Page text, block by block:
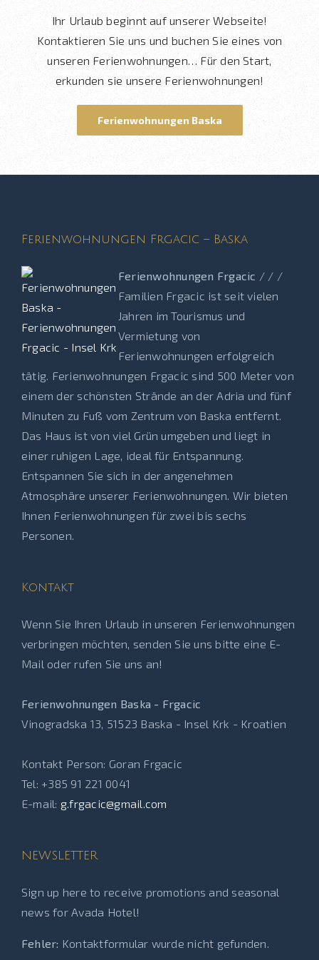
Ihr Urlaub beginnt auf unserer Webseite!
Kontaktieren Sie uns und buchen Sie eines von
unseren Ferienwohnungen… Für den Start,
erkunden sie unsere Ferienwohnungen!
Ferienwohnungen Baska
Ferienwohnungen Frgacic – Baska
Ferienwohnungen Frgacic / / /
Familien Frgacic ist seit vielen
Jahren im Tourismus und
Vermietung von
Ferienwohnungen erfolgreich
tätig. Ferienwohnungen Frgacic sind 500 Meter von
einem der schönsten Strände an der Adria und fünf
Minuten zu Fuß vom Zentrum von Baska entfernt.
Das Haus ist von viel Grün umgeben und liegt in
einer ruhigen Lage, ideal für Entspannung.
Entspannen Sie sich in der angenehmen
Atmosphäre unserer Ferienwohnungen. Wir bieten
Ihnen Ferienwohnungen für zwei bis sechs
Personen.
Kontakt
Wenn Sie Ihren Urlaub in unseren Ferienwohnungen
verbringen möchten, senden Sie uns bitte eine E-
Mail oder rufen Sie uns an!
Ferienwohnungen Baska - Frgacic
Vinogradska 13, 51523 Baska - Insel Krk - Kroatien
Kontakt Person: Goran Frgacic
Tel: +385 91 221 0041
E-mail: g.frgacic@gmail.com
NEWSLETTER
Sign up here to receive promotions and seasonal
news for Avada Hotel!
Fehler: Kontaktformular wurde nicht gefunden.